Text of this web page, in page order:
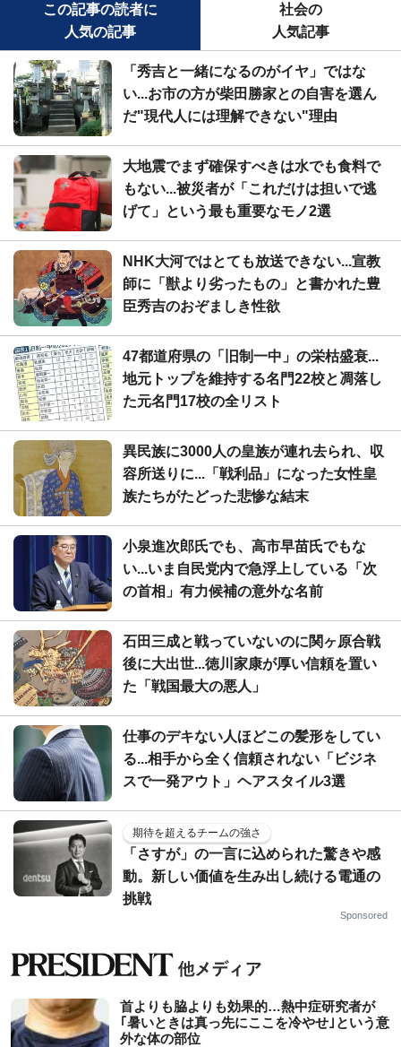
この記事の読者に
人気の記事
社会の
人気記事
「秀吉と一緒になるのがイヤ」ではな
い...お市の方が柴田勝家との自害を選ん
だ"現代人には理解できない"理由
大地震でまず確保すべきは水でも食料で
もない...被災者が「これだけは担いで逃
げて」という最も重要なモノ2選
NHK大河ではとても放送できない...宣教
師に「獣より劣ったもの」と書かれた豊
臣秀吉のおぞましき性欲
47都道府県の「旧制一中」の栄枯盛衰...
地元トップを維持する名門22校と凋落し
た元名門17校の全リスト
異民族に3000人の皇族が連れ去られ、収
容所送りに...「戦利品」になった女性皇
族たちがたどった悲惨な結末
小泉進次郎氏でも、高市早苗氏でもな
い...いま自民党内で急浮上している「次
の首相」有力候補の意外な名前
石田三成と戦っていないのに関ヶ原合戦
後に大出世...徳川家康が厚い信頼を置い
た「戦国最大の悪人」
仕事のデキない人ほどこの髪形をしてい
る...相手から全く信頼されない「ビジネ
スで一発アウト」ヘアスタイル3選
期待を超えるチームの強さ
「さすが」の一言に込められた驚きや感
動。新しい価値を生み出し続ける電通の
挑戦
Sponsored
首よりも脇よりも効果的…熱中症研究者が
｢暑いときは真っ先にここを冷やせ｣という意
外な体の部位